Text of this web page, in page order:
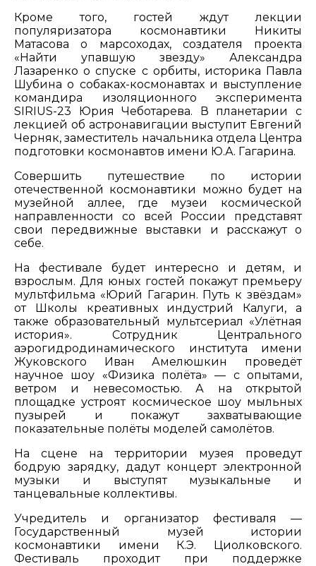
Кроме того, гостей ждут лекции
популяризатора космонавтики Никиты
Матасова о марсоходах, создателя проекта
«Найти упавшую звезду» Александра
Лазаренко о спуске с орбиты, историка Павла
Шубина о собаках-космонавтах и выступление
командира изоляционного эксперимента
SIRIUS-23 Юрия Чеботарева. В планетарии с
лекцией об астронавигации выступит Евгений
Черняк, заместитель начальника отдела Центра
подготовки космонавтов имени Ю.А. Гагарина.
Совершить путешествие по истории
отечественной космонавтики можно будет на
музейной аллее, где музеи космической
направленности со всей России представят
свои передвижные выставки и расскажут о
себе.
На фестивале будет интересно и детям, и
взрослым. Для юных гостей покажут премьеру
мультфильма «Юрий Гагарин. Путь к звёздам»
от Школы креативных индустрий Калуги, а
также образовательный мультсериал «Улётная
история». Сотрудник Центрального
аэрогидродинамического института имени
Жуковского Иван Амелюшкин проведёт
научное шоу «Физика полёта» — с опытами,
ветром и невесомостью. А на открытой
площадке устроят космическое шоу мыльных
пузырей и покажут захватывающие
показательные полёты моделей самолётов.
На сцене на территории музея проведут
бодрую зарядку, дадут концерт электронной
музыки и выступят музыкальные и
танцевальные коллективы.
Учредитель и организатор фестиваля —
Государственный музей истории
космонавтики имени К.Э. Циолковского.
Фестиваль проходит при поддержке